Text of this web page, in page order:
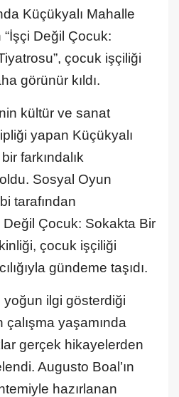
Küçükyalı Mahalle
Değil Çocuk:
çocuk işçiliği
görünür kıldı.
kültür ve sanat
yapan Küçükyalı
farkındalık
Sosyal Oyun
tarafından
Değil Çocuk: Sokakta Bir
çocuk işçiliği
gündeme taşıdı.
ilgi gösterdiği
çalışma yaşamında
gerçek hikayelerden
Augusto Boal’ın
hazırlanan